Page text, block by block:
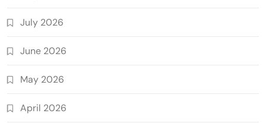
July 2026
June 2026
May 2026
April 2026